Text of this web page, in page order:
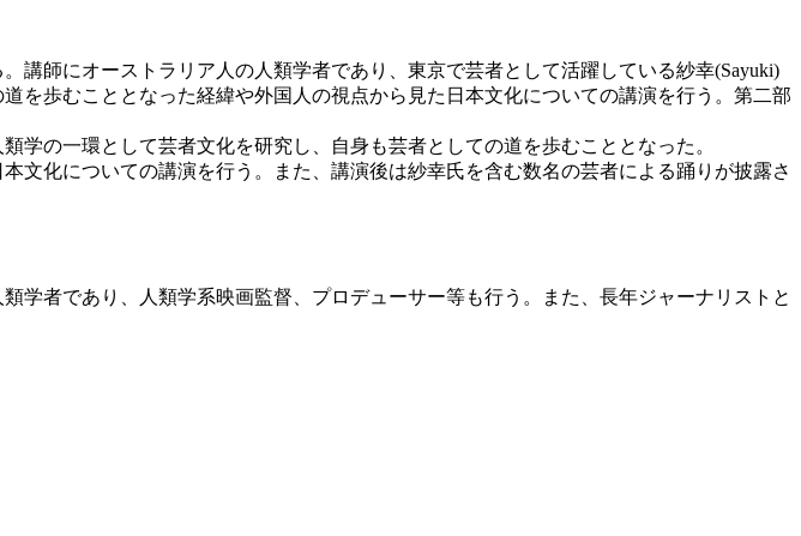
講師にオーストラリア人の人類学者であり、東京で芸者として活躍している紗幸(Sayuki)
を歩むこととなった経緯や外国人の視点から見た日本文化についての講演を行う。第二部
の一環として芸者文化を研究し、自身も芸者としての道を歩むこととなった。
化についての講演を行う。また、講演後は紗幸氏を含む数名の芸者による踊りが披露さ
者であり、人類学系映画監督、プロデューサー等も行う。また、長年ジャーナリストと